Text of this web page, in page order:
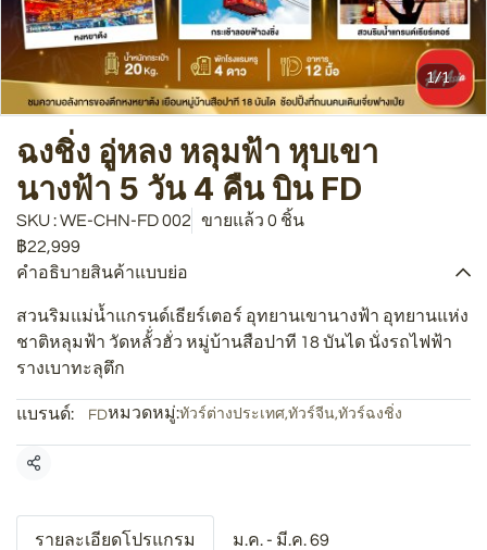
1/1
ฉงชิ่ง อู่หลง หลุมฟ้า หุบเขา
นางฟ้า 5 วัน 4 คืน บิน FD
SKU : WE-CHN-FD 002
ขายแล้ว 0 ชิ้น
฿22,999
คำอธิบายสินค้าแบบย่อ
สวนริมแม่น้ำแกรนด์เธียร์เตอร์ อุทยานเขานางฟ้า อุทยานแห่ง
ชาติหลุมฟ้า วัดหลั้่วฮั่ว หมู่บ้านสือปาที 18 บันได นั่งรถไฟฟ้า
รางเบาทะลุตึก
แบรนด์: FDหมวดหมู่:ทัวร์ต่างประเทศ,ทัวร์จีน,ทัวร์ฉงชิ่ง
แชร์
รายละเอียดโปรแกรม ม.ค. - มี.ค. 69